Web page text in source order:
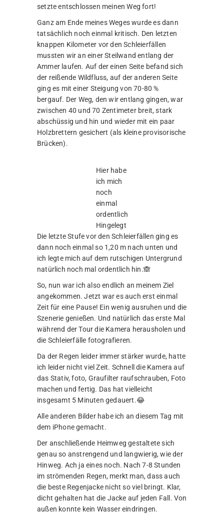
setzte entschlossen meinen Weg fort!
Ganz am Ende meines Weges wurde es dann
tatsächlich noch einmal kritisch. Den letzten
knappen Kilometer vor den Schleierfällen
mussten wir an einer Steilwand entlang der
Ammer laufen. Auf der einen Seite befand sich
der reißende Wildfluss, auf der anderen Seite
ging es mit einer Steigung von 70-80 %
bergauf. Der Weg, den wir entlang gingen, war
zwischen 40 und 70 Zentimeter breit, stark
abschüssig und hin und wieder mit ein paar
Holzbrettern gesichert (als kleine provisorische
Brücken).
Hier habe
ich mich
noch
einmal
ordentlich
Hingelegt
Die letzte Stufe vor den Schleierfällen ging es
dann noch einmal so 1,20 m nach unten und
ich legte mich auf dem rutschigen Untergrund
natürlich noch mal ordentlich hin.🙈
So, nun war ich also endlich an meinem Ziel
angekommen. Jetzt war es auch erst einmal
Zeit für eine Pause! Ein wenig ausruhen und die
Szenerie genießen. Und natürlich das erste Mal
während der Tour die Kamera herausholen und
die Schleierfälle fotografieren.
Da der Regen leider immer stärker wurde, hatte
ich leider nicht viel Zeit. Schnell die Kamera auf
das Stativ, foto, Graufilter raufschrauben, Foto
machen und fertig. Das hat vielleicht
insgesamt 5 Minuten gedauert.😂
Alle anderen Bilder habe ich an diesem Tag mit
dem iPhone gemacht.
Der anschließende Heimweg gestaltete sich
genau so anstrengend und langwierig, wie der
Hinweg. Ach ja eines noch. Nach 7-8 Stunden
im strömenden Regen, merkt man, dass auch
die beste Regenjacke nicht so viel bringt. Klar,
dicht gehalten hat die Jacke auf jeden Fall. Von
außen konnte kein Wasser eindringen.